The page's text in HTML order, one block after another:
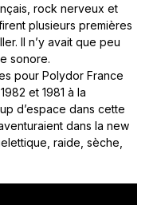
rock nerveux et
plusieurs premières
Il n’y avait que peu
sonore.
pour Polydor France
et 1981 à la
d’espace dans cette
dans la new
raide, sèche,